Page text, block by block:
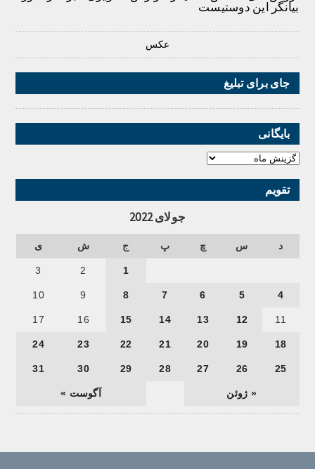
بیانگر این دوستیست
عکس
جای برای تبلیغ
بایگانی
تقویم
جولای 2022
د س چ پ ج ش ی
« ژوئن آگوست »
1
2
3
4
5
6
7
8
9
10
11
12
13
14
15
16
17
18
19
20
21
22
23
24
25
26
27
28
29
30
31